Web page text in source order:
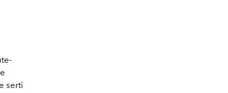
serti